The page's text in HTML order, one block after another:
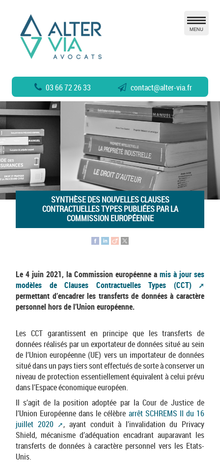
03 66 72 26 33 contact@alter-via.fr
MENU
SYNTHÈSE DES NOUVELLES CLAUSES
CONTRACTUELLES TYPES PUBLIÉES PAR LA
COMMISSION EUROPÉENNE
Le 4 juin 2021, la Commission européenne a mis à jour ses
modèles de Clauses Contractuelles Types (CCT)
permettant d’encadrer les transferts de données à caractère
personnel hors de l’Union européenne.
Les CCT garantissent en principe que les transferts de
données réalisés par un exportateur de données situé au sein
de l’Union européenne (UE) vers un importateur de données
situé dans un pays tiers sont effectués de sorte à conserver un
niveau de protection essentiellement équivalent à celui prévu
dans l’Espace économique européen.
Il s’agit de la position adoptée par la Cour de Justice de
l’Union Européenne dans le célèbre arrêt SCHREMS II du 16
juillet 2020
, ayant conduit à l’invalidation du Privacy
Shield, mécanisme d’adéquation encadrant auparavant les
transferts de données à caractère personnel vers les Etats-
Unis.